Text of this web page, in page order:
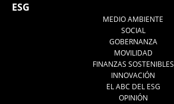
ESG
MEDIO AMBIENTE
SOCIAL
GOBERNANZA
MOVILIDAD
FINANZAS SOSTENIBLES
INNOVACIÓN
EL ABC DEL ESG
OPINIÓN